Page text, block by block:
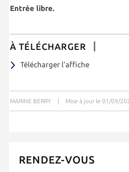
Entrée libre.
À TÉLÉCHARGER
Télécharger l'affiche
MARINE BERRY | Mise à jour le 01/09/
RENDEZ-VOUS